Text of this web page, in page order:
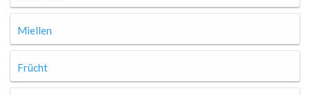
Miellen
Frücht